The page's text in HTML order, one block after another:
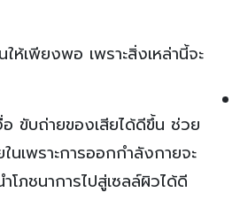
เพียงพอ เพราะสิ่งเหล่านี้จะ
ขับถ่ายของเสียได้ดีขึ้น ช่วย
เพราะการออกกำลังกายจะ
ภชนาการไปสู่เซลล์ผิวได้ดี